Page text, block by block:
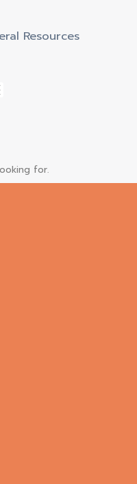
Resources
for.